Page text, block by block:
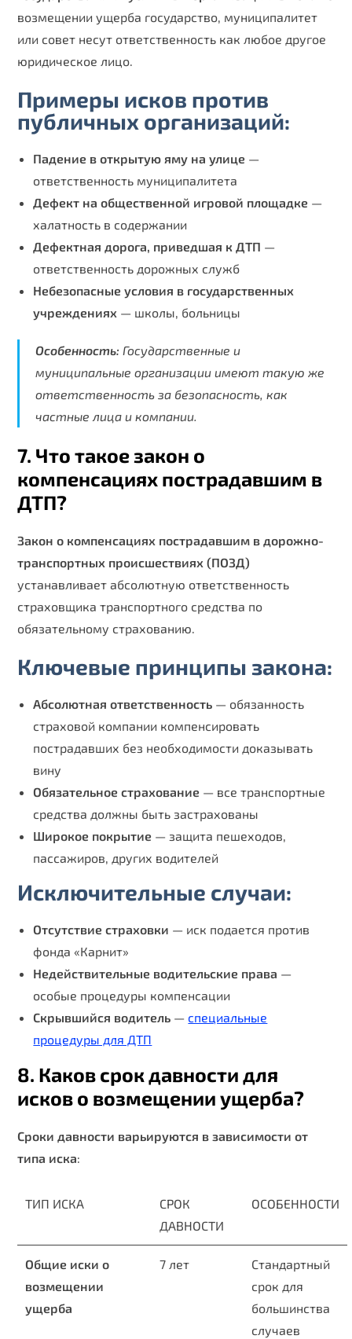
возмещении ущерба государство, муниципалитет
или совет несут ответственность как любое другое
юридическое лицо.
Примеры исков против
публичных организаций:
Падение в открытую яму на улице —
ответственность муниципалитета
Дефект на общественной игровой площадке —
халатность в содержании
Дефектная дорога, приведшая к ДТП —
ответственность дорожных служб
Небезопасные условия в государственных
учреждениях — школы, больницы
Особенность: Государственные и
муниципальные организации имеют такую же
ответственность за безопасность, как
частные лица и компании.
7. Что такое закон о
компенсациях пострадавшим в
ДТП?
Закон о компенсациях пострадавшим в дорожно-
транспортных происшествиях (ПОЗД)
устанавливает абсолютную ответственность
страховщика транспортного средства по
обязательному страхованию.
Ключевые принципы закона:
Абсолютная ответственность — обязанность
страховой компании компенсировать
пострадавших без необходимости доказывать
вину
Обязательное страхование — все транспортные
средства должны быть застрахованы
Широкое покрытие — защита пешеходов,
пассажиров, других водителей
Исключительные случаи:
Отсутствие страховки — иск подается против
фонда «Карнит»
Недействительные водительские права —
особые процедуры компенсации
Скрывшийся водитель — специальные
процедуры для ДТП
8. Каков срок давности для
исков о возмещении ущерба?
Сроки давности варьируются в зависимости от
типа иска:
ТИП ИСКА
СРОК
ДАВНОСТИ
ОСОБЕННОСТИ
Общие иски о
возмещении
ущерба
7 лет
Стандартный
срок для
большинства
случаев